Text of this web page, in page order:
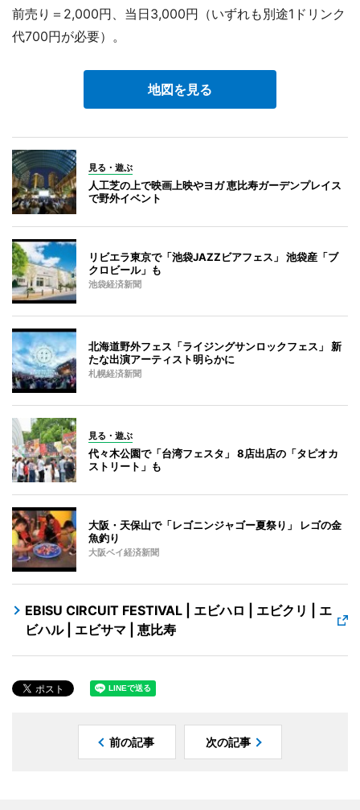
前売り＝2,000円、当日3,000円（いずれも別途1ドリンク
代700円が必要）。
地図を見る
見る・遊ぶ
人工芝の上で映画上映やヨガ 恵比寿ガーデンプレイス
で野外イベント
リビエラ東京で「池袋JAZZビアフェス」 池袋産「ブ
クロビール」も
池袋経済新聞
北海道野外フェス「ライジングサンロックフェス」 新
たな出演アーティスト明らかに
札幌経済新聞
見る・遊ぶ
代々木公園で「台湾フェスタ」 8店出店の「タピオカ
ストリート」も
大阪・天保山で「レゴニンジャゴー夏祭り」 レゴの金
魚釣り
大阪ベイ経済新聞
EBISU CIRCUIT FESTIVAL | エビハロ | エビクリ | エ
ビハル | エビサマ | 恵比寿
前の記事 次の記事